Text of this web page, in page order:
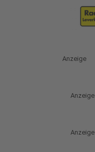
Anzeige
Anzeige
Anzeige